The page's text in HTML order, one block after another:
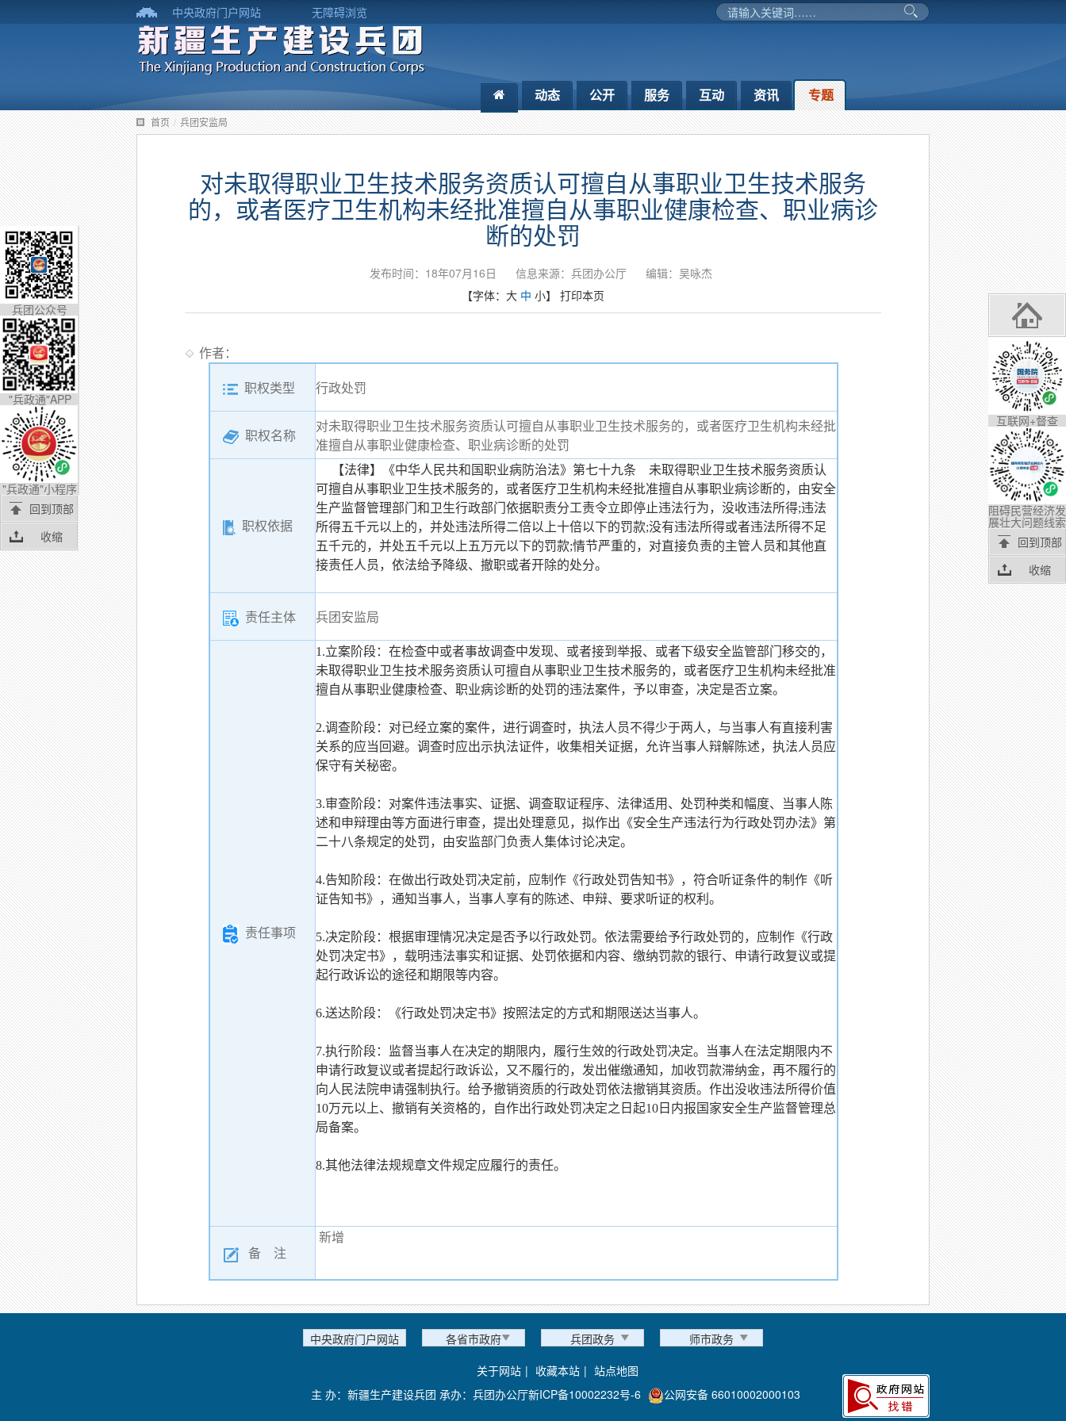
中央政府门户网站 无障碍浏览
动态 公开 服务 互动 资讯 专题
首页 / 兵团安监局
对未取得职业卫生技术服务资质认可擅自从事职业卫生技术服务
的，或者医疗卫生机构未经批准擅自从事职业健康检查、职业病诊
断的处罚
发布时间：18年07月16日 信息来源：兵团办公厅
编辑：吴咏杰
【字体： 大 中 小】 打印本页
作者：
职权类型 行政处罚
职权名称
对未取得职业卫生技术服务资质认可擅自从事职业卫生技术服务的，或者医疗卫生机构未经批
准擅自从事职业健康检查、职业病诊断的处罚
职权依据
【法律】《中华人民共和国职业病防治法》第七十九条 未取得职业卫生技术服务资质认
可擅自从事职业卫生技术服务的，或者医疗卫生机构未经批准擅自从事职业病诊断的，由安全
生产监督管理部门和卫生行政部门依据职责分工责令立即停止违法行为，没收违法所得;违法
所得五千元以上的，并处违法所得二倍以上十倍以下的罚款;没有违法所得或者违法所得不足
五千元的，并处五千元以上五万元以下的罚款;情节严重的，对直接负责的主管人员和其他直
接责任人员，依法给予降级、撤职或者开除的处分。
责任主体 兵团安监局
责任事项
1.立案阶段：在检查中或者事故调查中发现、或者接到举报、或者下级安全监管部门移交的，
未取得职业卫生技术服务资质认可擅自从事职业卫生技术服务的，或者医疗卫生机构未经批准
擅自从事职业健康检查、职业病诊断的处罚的违法案件，予以审查，决定是否立案。
2.调查阶段：对已经立案的案件，进行调查时，执法人员不得少于两人，与当事人有直接利害
关系的应当回避。调查时应出示执法证件，收集相关证据，允许当事人辩解陈述，执法人员应
保守有关秘密。
3.审查阶段：对案件违法事实、证据、调查取证程序、法律适用、处罚种类和幅度、当事人陈
述和申辩理由等方面进行审查，提出处理意见，拟作出《安全生产违法行为行政处罚办法》第
二十八条规定的处罚，由安监部门负责人集体讨论决定。
4.告知阶段：在做出行政处罚决定前，应制作《行政处罚告知书》，符合听证条件的制作《听
证告知书》，通知当事人，当事人享有的陈述、申辩、要求听证的权利。
5.决定阶段：根据审理情况决定是否予以行政处罚。依法需要给予行政处罚的，应制作《行政
处罚决定书》，载明违法事实和证据、处罚依据和内容、缴纳罚款的银行、申请行政复议或提
起行政诉讼的途径和期限等内容。
6.送达阶段：《行政处罚决定书》按照法定的方式和期限送达当事人。
7.执行阶段：监督当事人在决定的期限内，履行生效的行政处罚决定。当事人在法定期限内不
申请行政复议或者提起行政诉讼，又不履行的，发出催缴通知，加收罚款滞纳金，再不履行的
向人民法院申请强制执行。给予撤销资质的行政处罚依法撤销其资质。作出没收违法所得价值
10万元以上、撤销有关资格的，自作出行政处罚决定之日起10日内报国家安全生产监督管理总
局备案。
8.其他法律法规规章文件规定应履行的责任。
备 注
新增
中央政府门户网站 各省市政府 兵团政务
师市政务
关于网站 | 收藏本站 | 站点地图
主 办：新疆生产建设兵团 承办：兵团办公厅新ICP备10002232号-6 公网安备 66010002000103
互联网+督查
阻碍民营经济发
展壮大问题线索
回到顶部
收缩
兵团公众号
"兵政通"APP
"兵政通"小程序
回到顶部
收缩